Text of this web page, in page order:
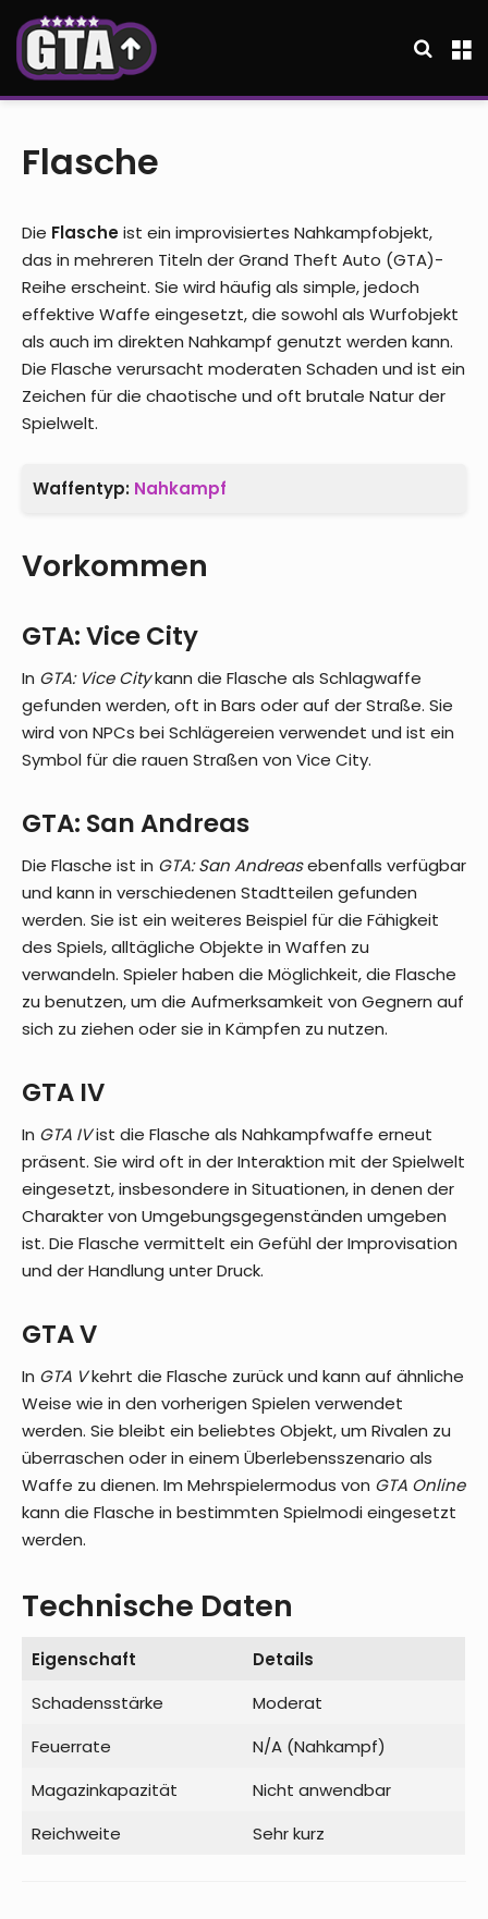
Flasche
Die Flascheist ein improvisiertes Nahkampfobjekt,
das in mehreren Titeln der Grand Theft Auto (GTA)-
Reihe erscheint. Sie wird häufig als simple, jedoch
effektive Waffe eingesetzt, die sowohl als Wurfobjekt
als auch im direkten Nahkampf genutzt werden kann.
Die Flasche verursacht moderaten Schaden und ist ein
Zeichen für die chaotische und oft brutale Natur der
Spielwelt.
Waffentyp: Nahkampf
Vorkommen
GTA: Vice City
In GTA: Vice Citykann die Flasche als Schlagwaffe
gefunden werden, oft in Bars oder auf der Straße. Sie
wird von NPCs bei Schlägereien verwendet und ist ein
Symbol für die rauen Straßen von Vice City.
GTA: San Andreas
Die Flasche ist in GTA: San Andreasebenfalls verfügbar
und kann in verschiedenen Stadtteilen gefunden
werden. Sie ist ein weiteres Beispiel für die Fähigkeit
des Spiels, alltägliche Objekte in Waffen zu
verwandeln. Spieler haben die Möglichkeit, die Flasche
zu benutzen, um die Aufmerksamkeit von Gegnern auf
sich zu ziehen oder sie in Kämpfen zu nutzen.
GTA IV
In GTA IVist die Flasche als Nahkampfwaffe erneut
präsent. Sie wird oft in der Interaktion mit der Spielwelt
eingesetzt, insbesondere in Situationen, in denen der
Charakter von Umgebungsgegenständen umgeben
ist. Die Flasche vermittelt ein Gefühl der Improvisation
und der Handlung unter Druck.
GTA V
In GTA Vkehrt die Flasche zurück und kann auf ähnliche
Weise wie in den vorherigen Spielen verwendet
werden. Sie bleibt ein beliebtes Objekt, um Rivalen zu
überraschen oder in einem Überlebensszenario als
Waffe zu dienen. Im Mehrspielermodus von GTA Online
kann die Flasche in bestimmten Spielmodi eingesetzt
werden.
Technische Daten
Eigenschaft
Details
Schadensstärke
Moderat
Feuerrate
N/A (Nahkampf)
Magazinkapazität
Nicht anwendbar
Reichweite
Sehr kurz